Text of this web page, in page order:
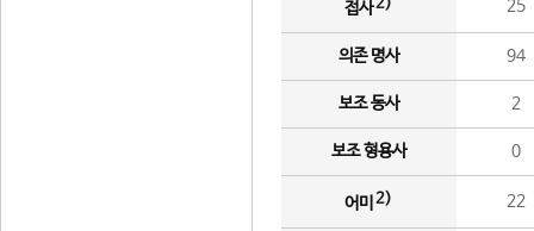
접사2) 25
의존 명사 94
보조 동사 2
보조 형용사 0
어미 2) 22